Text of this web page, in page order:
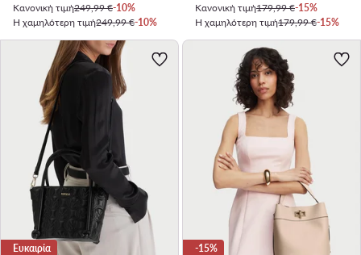
Κανονική τιμή249,99 €-10%
Η χαμηλότερη τιμή249,99 €-10%
Κανονική τιμή179,99 €-15%
Η χαμηλότερη τιμή179,99 €-15%
Ευκαιρία -15%